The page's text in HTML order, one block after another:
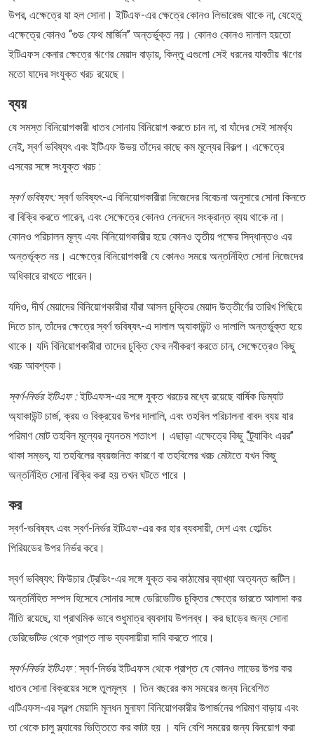
উপর, এক্ষেত্রে যা হল সোনা। ইটিএফ-এর ক্ষেত্রে কোনও লিভারেজ থাকে না, যেহেতু
এক্ষেত্রে কোনও ‘‘গুড ফেথ মার্জিন’’ অন্তর্ভুক্ত নয়। কোনও কোনও দালাল হয়তো
ইটিএফস কেনার ক্ষেত্রে ঋণের মেয়াদ বাড়ায়, কিন্তু এগুলো সেই ধরনের যাবতীয় ঋণের
মতো যাদের সংযুক্ত খরচ রয়েছে।
ব্যয়
যে সমস্ত বিনিয়োগকারী ধাতব সোনায় বিনিয়োগ করতে চান না, বা যাঁদের সেই সামর্থ্য
নেই, স্বর্ণ ভবিষ্যৎ এবং ইটিএফ উভয় তাঁদের কাছে কম মূল্যের বিকল্প। এক্ষেত্রে
এসবের সঙ্গে সংযুক্ত খরচ :
স্বর্ণ ভবিষ্যৎ:স্বর্ণ ভবিষ্যৎ-এ বিনিয়োগকারীরা নিজেদের বিবেচনা অনুসারে সোনা কিনতে
বা বিক্রি করতে পারেন, এবং সেক্ষেত্রে কোনও লেনদেন সংক্রান্ত ব্যয় থাকে না।
কোনও পরিচালন মূল্য এবং বিনিয়োগকারীর হয়ে কোনও তৃতীয় পক্ষের সিদ্ধান্তও এর
অন্তর্ভূক্ত নয়। এক্ষেত্রে বিনিয়োগকারী যে কোনও সময়ে অন্তর্নিহিত সোনা নিজেদের
অধিকারে রাখতে পারেন।
যদিও, দীর্ঘ মেয়াদের বিনিয়োগকারীরা যাঁরা আসল চুক্তির মেয়াদ উত্তীর্ণের তারিখ পিছিয়ে
দিতে চান, তাঁদের ক্ষেত্রে স্বর্ণ ভবিষ্যৎ-এ দালাল অ্যাকাউন্ট ও দালালি অন্তর্ভুক্ত হয়ে
থাকে। যদি বিনিয়োগকারীরা তাদের চুক্তি ফের নবীকরণ করতে চান, সেক্ষেত্রেও কিছু
খরচ আবশ্যক।
স্বর্ণ-নির্ভর ইটিএফ :ইটিএফস-এর সঙ্গে যুক্ত খরচের মধ্যে রয়েছে বার্ষিক ডিম্যাট
অ্যাকাউন্ট চার্জ, ক্রয় ও বিক্রয়ের উপর দালালি, এবং তহবিল পরিচালনা বাবদ ব্যয় যার
পরিমাণ মোট তহবিল মূল্যের ন্যূনতম শতাংশ । এছাড়া এক্ষেত্রে কিছু ‘‘ট্র্যাকিং এরর’’
থাকা সম্ভব, যা তহবিলের ব্যয়জনিত কারণে বা তহবিলের খরচ মেটাতে যখন কিছু
অন্তর্নিহিত সোনা বিক্রি করা হয় তখন ঘটতে পারে ।
কর
স্বর্ণ-ভবিষ্যৎ এবং স্বর্ণ-নির্ভর ইটিএফ-এর কর হার ব্যবসায়ী, দেশ এবং হোল্ডিং
পিরিয়ডের উপর নির্ভর করে।
স্বর্ণ ভবিষ্যৎ: ফিউচার ট্রেডিং-এর সঙ্গে যুক্ত কর কাঠামোর ব্যাখ্যা অত্যন্ত জটিল।
অন্তর্নিহিত সম্পদ হিসেবে সোনার সঙ্গে ডেরিভেটিভ চুক্তির ক্ষেত্রে ভারতে আলাদা কর
নীতি রয়েছে, যা প্রাথমিক ভাবে শুধুমাত্র ব্যবসায় উপলব্ধ। কর ছাড়ের জন্য সোনা
ডেরিভেটিভ থেকে প্রাপ্ত লাভ ব্যবসায়ীরা দাবি করতে পারে।
স্বর্ণ-নির্ভর ইটিএফ: স্বর্ণ-নির্ভর ইটিএফস থেকে প্রাপ্ত যে কোনও লাভের উপর কর
ধাতব সোনা বিক্রয়ের সঙ্গে তুলমূল্য । তিন বছরের কম সময়ের জন্য নিবেশিত
এটিএফস-এর স্বল্প মেয়াদি মূলধন মুনাফা বিনিয়োগকারীর উপার্জনের পরিমাণ বাড়ায় এবং
তা থেকে চালু স্ল্যাবের ভিত্তিতে কর কাটা হয় । যদি বেশি সময়ের জন্য বিনয়োগ করা